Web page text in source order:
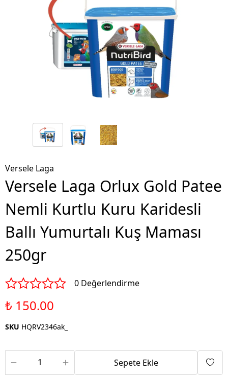
Versele Laga
Versele Laga Orlux Gold Patee
Nemli Kurtlu Kuru Karidesli
Ballı Yumurtalı Kuş Maması
250gr
0 Değerlendirme
₺ 150.00
SKU HQRV2346ak_
Sepete Ekle